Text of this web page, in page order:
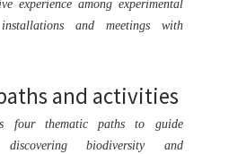
experience among experimental
and meetings with
and activities
four thematic paths to guide
biodiversity and